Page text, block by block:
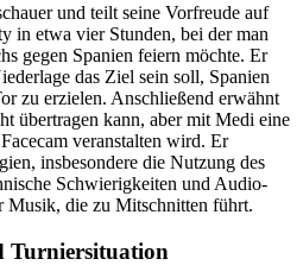
und teilt seine Vorfreude auf
in etwa vier Stunden, bei der man
gegen Spanien feiern möchte. Er
das Ziel sein soll, Spanien
zu erzielen. Anschließend erwähnt
übertragen kann, aber mit Medi eine
veranstalten wird. Er
insbesondere die Nutzung des
Schwierigkeiten und Audio-
Musik, die zu Mitschnitten führt.
Turniersituation